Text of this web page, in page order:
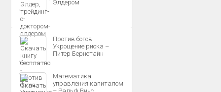
Элдером
Против богов.
Укрощение риска –
Питер Бернстайн
Математика
управления капиталом
– Ральф Винс